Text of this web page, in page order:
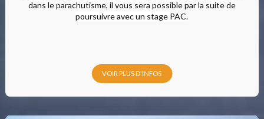
dans le parachutisme, il vous sera possible par la suite de
poursuivre avec un stage PAC.
VOIR PLUS D'INFOS